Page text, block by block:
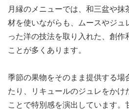
月縁のメニューでは、和三盆や
材を使いながらも、ムースやジュ
った洋の技法を取り入れた、創作
ことが多くあります。
季節の果物をそのまま提供する場
たり、リキュールのジュレをかけ
ことで特別感を演出しています。